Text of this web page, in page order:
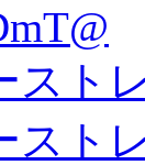
スト
スト